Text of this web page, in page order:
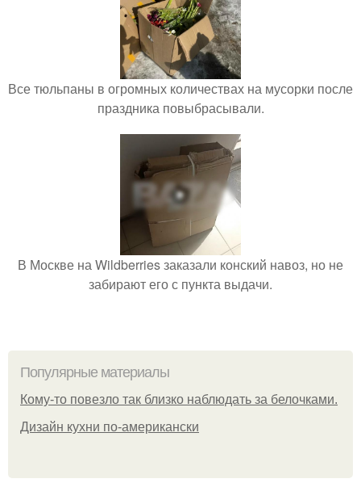
Все тюльпаны в огромных количествах на мусорки после
праздника повыбрасывали.
В Москве на Wildberries заказали конский навоз, но не
забирают его с пункта выдачи.
Популярные материалы
Кому-то повезло так близко наблюдать за белочками.
Дизайн кухни по-американски